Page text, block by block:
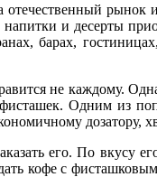
рынок
и десерты
барах,
не каждому.
Одним из
дозатору,
его. По вкусу
кофе с